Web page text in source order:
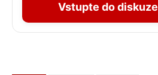
Vstupte do diskuze